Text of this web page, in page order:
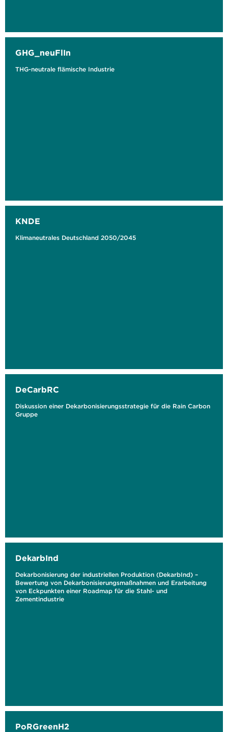
GHG_neuFlIn
THG-neutrale flämische Industrie
KNDE
Klimaneutrales Deutschland 2050/2045
DeCarbRC
Diskussion einer Dekarbonisierungsstrategie für die Rain Carbon
Gruppe
DekarbInd
Dekarbonisierung der industriellen Produktion (DekarbInd) –
Bewertung von Dekarbonisierungsmaßnahmen und Erarbeitung
von Eckpunkten einer Roadmap für die Stahl- und
Zementindustrie
PoRGreenH2